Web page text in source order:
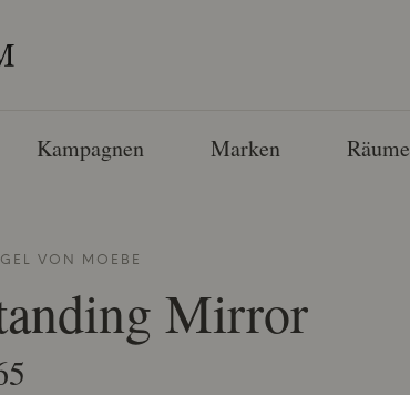
Kampagnen Marken Räume
VON MOEBE
Mirror